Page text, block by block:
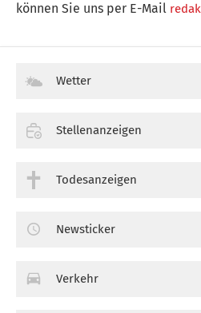
können Sie uns per E-Mail
Wetter
Stellenanzeigen
Todesanzeigen
Newsticker
Verkehr